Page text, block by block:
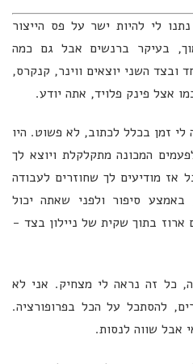
לי להיות ישר על פס הייצור
בעיקר ברנשים אבל גם כמה
ובצד השני יוצאים ווינר, קנקרס,
אצל פינק פלויד, אתה יודע.
זמן בכלל לכתוב, לא פשוט. היו
המכונה מתקלקלת ויוצא לך
מודיעים לך שחוזרים לעבודה
סיפור ולפני שאתה יכול
בתוך שקית של ניילון בצד -
כל זה נראה לי מצחיק. אני לא
להסתכל על הכל בפרופורציה.
אבל שווה לנסות.